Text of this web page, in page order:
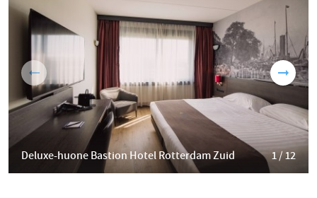
Deluxe-huone Bastion Hotel Rotterdam Zuid 1 / 12